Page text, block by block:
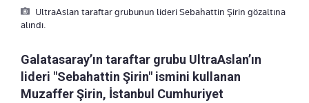
UltraAslan taraftar grubunun lideri Sebahattin Şirin gözaltına
alındı.
Galatasaray’ın taraftar grubu UltraAslan’ın
lideri "Sebahattin Şirin" ismini kullanan
Muzaffer Şirin, İstanbul Cumhuriyet